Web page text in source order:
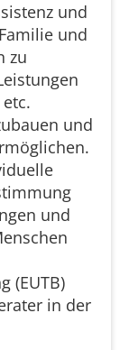
und
und
zu
und
und
(EUTB)
in der